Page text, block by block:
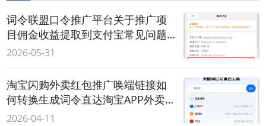
词令联盟口令推广平台关于推广项
目佣金收益提取到支付宝常见问题
解答
2026-05-31
淘宝闪购外卖红包推广唤端链接如
何转换生成词令直达淘宝APP外卖红
包领取口令？
2026-04-11